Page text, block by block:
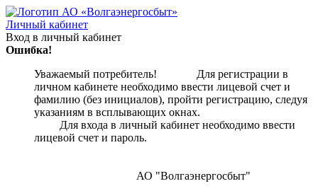
Личный кабинет
Вход в личный кабинет
Ошибка!
Уважаемый потребитель! Для регистрации в
личном кабинете необходимо ввести лицевой счет и
фамилию (без инициалов), пройти регистрацию, следуя
указаниям в всплывающих окнах.
Для входа в личный кабинет необходимо ввести
лицевой счет и пароль.
АО "Волгаэнергосбыт"